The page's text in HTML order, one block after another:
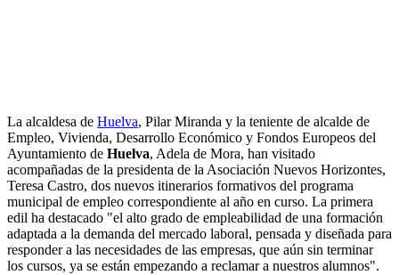
La alcaldesa de Huelva, Pilar Miranda y la teniente de alcalde de
Empleo, Vivienda, Desarrollo Económico y Fondos Europeos del
Ayuntamiento de Huelva, Adela de Mora, han visitado
acompañadas de la presidenta de la Asociación Nuevos Horizontes,
Teresa Castro, dos nuevos itinerarios formativos del programa
municipal de empleo correspondiente al año en curso. La primera
edil ha destacado "el alto grado de empleabilidad de una formación
adaptada a la demanda del mercado laboral, pensada y diseñada para
responder a las necesidades de las empresas, que aún sin terminar
los cursos, ya se están empezando a reclamar a nuestros alumnos".